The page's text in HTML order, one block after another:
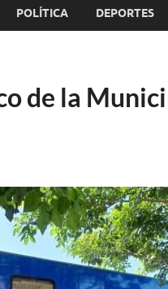
POLÍTICA DEPORTES
de la